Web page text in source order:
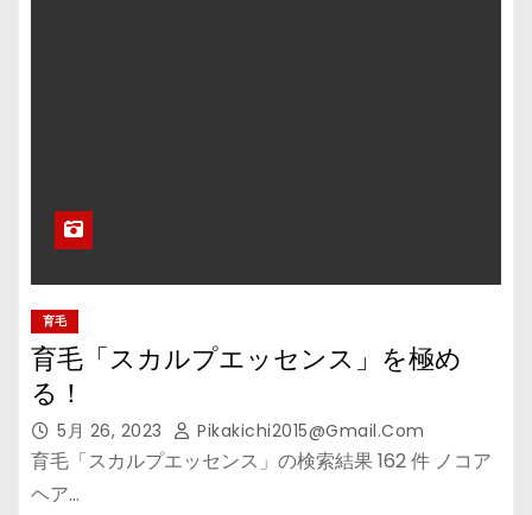
育毛
育毛「スカルプエッセンス」を極め
る！
5月 26, 2023 Pikakichi2015@gmail.com
育毛「スカルプエッセンス」の検索結果 162 件 ノコア
ヘア…